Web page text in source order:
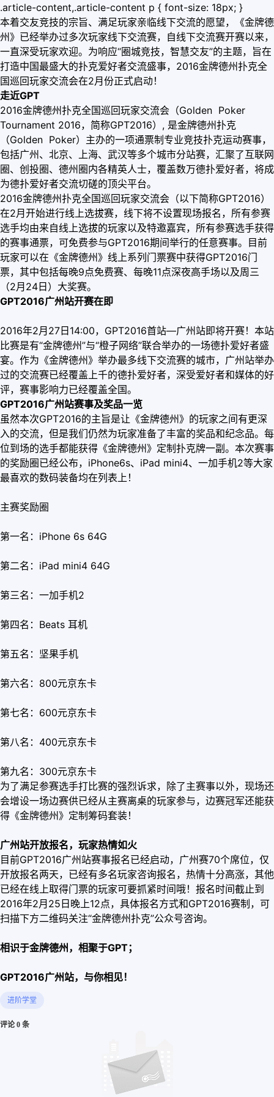
.article-content,.article-content p { font-size: 18px; }
本着交友竞技的宗旨、满足玩家亲临线下交流的愿望，《金牌德
州》已经举办过多次玩家线下交流赛，自线下交流赛开赛以来，
一直深受玩家欢迎。为响应“圈城竞技，智慧交友”的主题，旨在
打造中国最盛大的扑克爱好者交流盛事， 2016金牌德州扑克全
国巡回玩家交流会在2月份正式启动！
走近GPT
2016金牌德州扑克全国巡回玩家交流会（Golden Poker
Tournament 2016，简称GPT2016）, 是金牌德州扑克
（Golden Poker）主办的一项通票制专业竞技扑克运动赛事，
包括广州、北京、上海、武汉等多个城市分站赛，汇聚了互联网
圈、创投圈、德州圈内各精英人士，覆盖数万德扑爱好者，将成
为德扑爱好者交流切磋的顶尖平台。
2016金牌德州扑克全国巡回玩家交流会（以下简称GPT2016）
在2月开始进行线上选拔赛，线下将不设置现场报名，所有参赛
选手均由来自线上选拔的玩家以及特邀嘉宾，所有参赛选手获得
的赛事通票，可免费参与GPT2016期间举行的任意赛事。
目前
玩家可以在《金牌德州》线上系列门票赛中获得GPT2016门
票，其中包括每晚9点免费赛、每晚11点深夜高手场以及周三
（2月24日）大奖赛。
GPT2016广州站开赛在即
2016年2月27日14:00，GPT2016首站—广州站即将开赛！ 本站
比赛是有“金牌德州”与“橙子网络”联合举办的一场德扑爱好者盛
宴。作为《金牌德州》举办最多线下交流赛的城市，广州站举办
过的交流赛已经覆盖上千的德扑爱好者，深受爱好者和媒体的好
评，赛事影响力已经覆盖全国。
GPT2016广州站赛事及奖品一览
虽然本次GPT2016的主旨是让《金牌德州》的玩家之间有更深
入的交流，但是我们仍然为玩家准备了丰富的奖品和纪念品。 每
位到场的选手都能获得《金牌德州》定制扑克牌一副。本次赛事
的奖励圈已经公布，iPhone6s、iPad mini4、一加手机2等大家
最喜欢的数码装备均在列表上！
主赛奖励圈
第一名：iPhone 6s 64G
第二名：iPad mini4 64G
第三名：一加手机2
第四名：Beats 耳机
第五名：坚果手机
第六名：800元京东卡
第七名：600元京东卡
第八名：400元京东卡
第九名：300元京东卡
为了满足参赛选手打比赛的强烈诉求，除了主赛事以外，现场还
会增设一场边赛供已经从主赛离桌的玩家参与， 边赛冠军还能获
得《金牌德州》定制筹码套装！
广州站开放报名，玩家热情如火
目前GPT2016广州站赛事报名已经启动，广州赛70个席位，仅
开放报名两天，已经有多名玩家咨询报名，热情十分高涨，其他
已经在线上取得门票的玩家可要抓紧时间哦！报名时间截止到
2016年2月25日晚上12点，具体报名方式和GPT2016赛制，可
扫描下方二维码关注“金牌德州扑克”公众号咨询。
相识于金牌德州，相聚于GPT；
GPT2016广州站，与你相见！
进阶学堂
评论 0 条